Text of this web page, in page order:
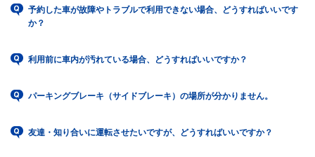
予約した車が故障やトラブルで利用できない場合、どうすればいいです
か？
利用前に車内が汚れている場合、どうすればいいですか？
パーキングブレーキ（サイドブレーキ）の場所が分かりません。
友達・知り合いに運転させたいですが、どうすればいいですか？